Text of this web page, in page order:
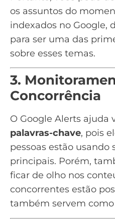
os assuntos do
indexados no Google,
para ser uma das
sobre esses temas.
3.
Concorrência
O Google Alerts ajuda
palavras-chave, pois
pessoas estão usando
principais. Porém,
ficar de olho nos
concorrentes estão
também servem como